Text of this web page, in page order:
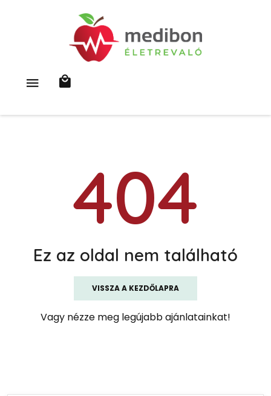
404
Ez az oldal nem található
VISSZA A KEZDŐLAPRA
Vagy nézze meg legújabb ajánlatainkat!